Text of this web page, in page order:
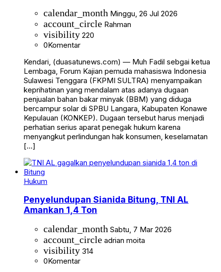
calendar_month Minggu, 26 Jul 2026
account_circle Rahman
visibility 220
0Komentar
Kendari, (duasatunews.com) — Muh Fadil sebgai ketua
Lembaga, Forum Kajian pemuda mahasiswa Indonesia
Sulawesi Tenggara (FKPMI SULTRA) menyampaikan
keprihatinan yang mendalam atas adanya dugaan
penjualan bahan bakar minyak (BBM) yang diduga
bercampur solar di SPBU Langara, Kabupaten Konawe
Kepulauan (KONKEP). Dugaan tersebut harus menjadi
perhatian serius aparat penegak hukum karena
menyangkut perlindungan hak konsumen, keselamatan
[…]
Hukum
Penyelundupan Sianida Bitung, TNI AL
Amankan 1,4 Ton
calendar_month Sabtu, 7 Mar 2026
account_circle adrian moita
visibility 314
0Komentar